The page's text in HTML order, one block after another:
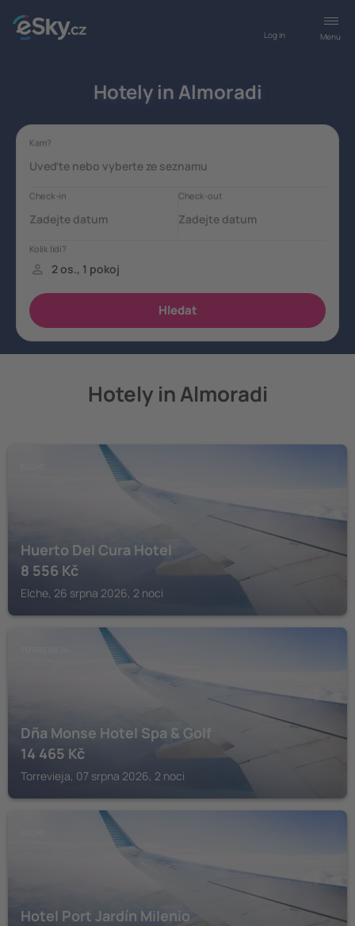
Menu
Log in
Hotely in Almoradi
Hotely in Almoradi
Huerto Del Cura Hotel
8 556 Kč
Elche, 26 srpna 2026, 2 noci
Dña Monse Hotel Spa & Golf
14 465 Kč
Torrevieja, 07 srpna 2026, 2 noci
Hotel Port Jardín Milenio